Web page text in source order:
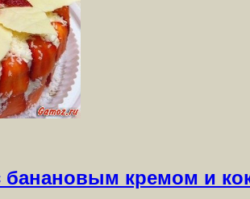
банановым кремом и